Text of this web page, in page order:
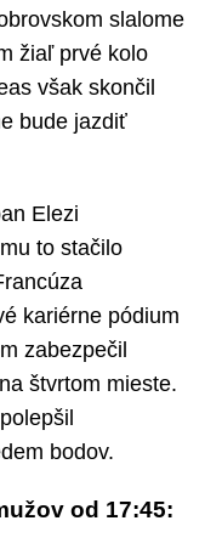
slalome
žiaľ prvé kolo
však skončil
bude jazdiť
Elezi
to stačilo
kariérne pódium
zabezpečil
štvrtom mieste.
bodov.
od 17:45: